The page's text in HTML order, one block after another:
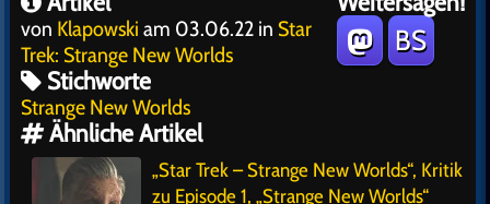
BS
von Klapowski am 03.06.22 in Star
Trek: Strange New Worlds
Stichworte
Strange New Worlds
Ähnliche Artikel
„Star Trek – Strange New Worlds“, Kritik
zu Episode 1, „Strange New Worlds“